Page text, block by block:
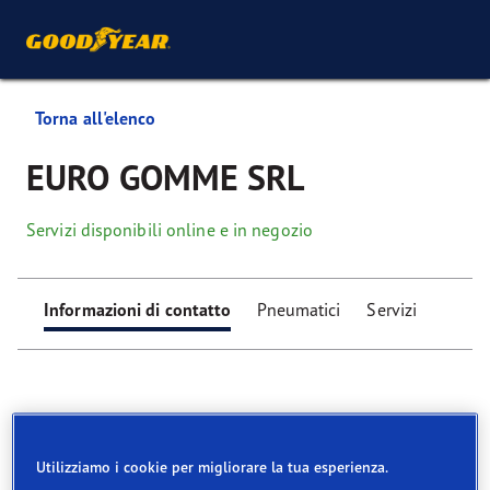
Torna all'elenco
EURO GOMME SRL
Servizi disponibili online e in negozio
Informazioni di contatto Pneumatici Servizi
Find your tyres
Utilizziamo i cookie per migliorare la tua esperienza.